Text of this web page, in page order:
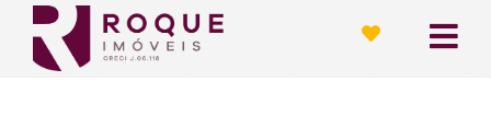
Início Blog »qual o melhor bairro para morar em limeira/sp